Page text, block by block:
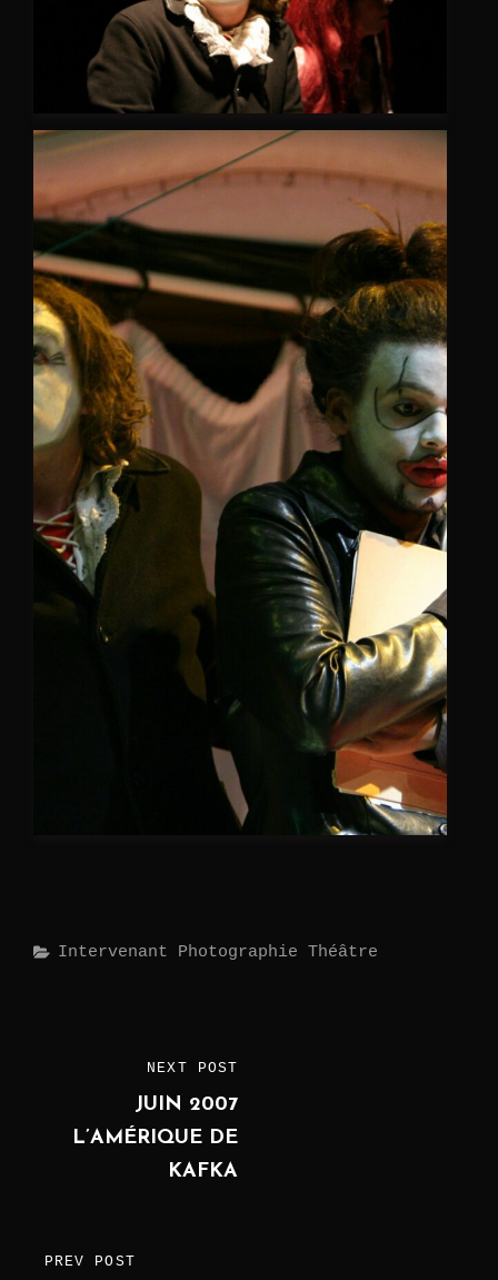
Categories
Intervenant Photographie Théâtre
navigation
PREVIOUS
PREV POST
NEXT POST
JUIN 2007
L’AMÉRIQUE DE
KAFKA